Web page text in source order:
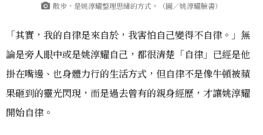
散步，是姚淳耀整理思緒的方式。（圖／姚淳耀臉書）
「其實，我的自律是來自於，我害怕自己變得不自律。」無
論是旁人眼中或是姚淳耀自己，都很清楚「自律」已經是他
掛在嘴邊、也身體力行的生活方式，但自律不是像牛頓被蘋
果砸到的靈光閃現，而是過去曾有的親身經歷，才讓姚淳耀
開始自律。